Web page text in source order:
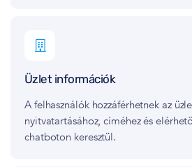
Üzlet információk
A felhasználók hozzáférhetnek az
nyitvatartásához, címéhez és
chatboton keresztül.